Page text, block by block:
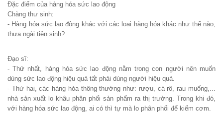
Đặc điểm của hàng hóa sức lao động
Chàng thư sinh:
- Hàng hóa sức lao động khác với các loại hàng hóa khác như thế nào,
thưa ngài tiên sinh?
Đạo sĩ:
- Thứ nhất, hàng hóa sức lao động nằm trong con người nên muốn
dùng sức lao động hiệu quả tất phải dùng người hiệu quả.
- Thứ hai, các hàng hóa thông thường như: rượu, cá rô, rau muống,...
nhà sản xuất lo khâu phân phối sản phẩm ra thị trường. Trong khi đó,
với hàng hóa sức lao động, ai có thì tự mà lo phân phối để kiếm cơm.